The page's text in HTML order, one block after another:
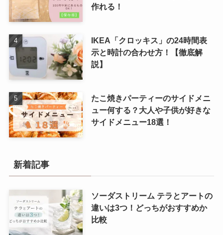
作れる！
IKEA「クロッキス」の24時間表
示と時計の合わせ方！【徹底解
説】
たこ焼きパーティーのサイドメニ
ュー何する？大人や子供が好きな
サイドメニュー18選！
新着記事
ソーダストリーム テラとアートの
違いは3つ！どっちがおすすめか
比較